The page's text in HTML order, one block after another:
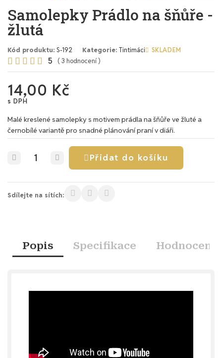
Samolepky Prádlo na šňůře -
žlutá
Kód produktu S-192 Kategorie Tintimáci SKLADEM
     5 ( 3 hodnocení )
14,00 Kč
s DPH
Malé kreslené samolepky s motivem prádla na šňůře ve žluté a
černobílé variantě pro snadné plánování praní v diáři.
Přidat do košíku
Sdílejte na sítích:
Popis Specifikace Hodnocení